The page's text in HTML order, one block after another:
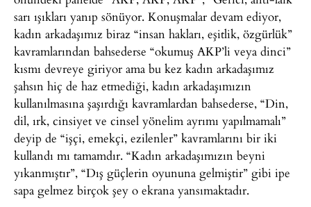
sarı ışıkları yanıp sönüyor. Konuşmalar devam ediyor,
kadın arkadaşımız biraz “insan hakları, eşitlik, özgürlük”
kavramlarından bahsederse “okumuş AKP’li veya dinci”
kısmı devreye giriyor ama bu kez kadın arkadaşımız
şahsın hiç de haz etmediği, kadın arkadaşımızın
kullanılmasına şaşırdığı kavramlardan bahsederse, “Din,
dil, ırk, cinsiyet ve cinsel yönelim ayrımı yapılmamalı”
deyip de “işçi, emekçi, ezilenler” kavramlarını bir iki
kullandı mı tamamdır. “Kadın arkadaşımızın beyni
yıkanmıştır”, “Dış güçlerin oyununa gelmiştir” gibi ipe
sapa gelmez birçok şey o ekrana yansımaktadır.